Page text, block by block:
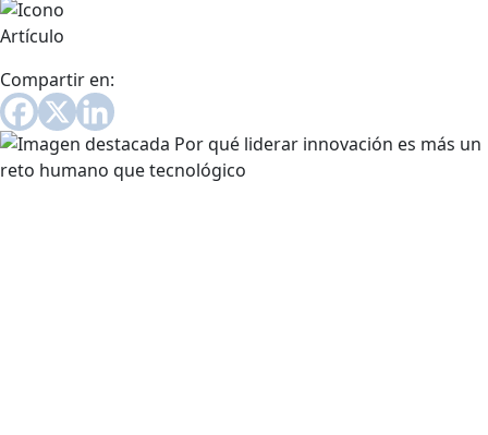
Artículo
Compartir en: